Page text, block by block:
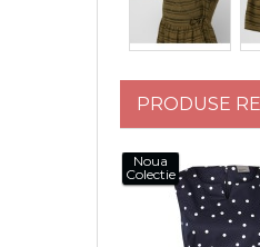
PRODUSE
Noua
Colectie